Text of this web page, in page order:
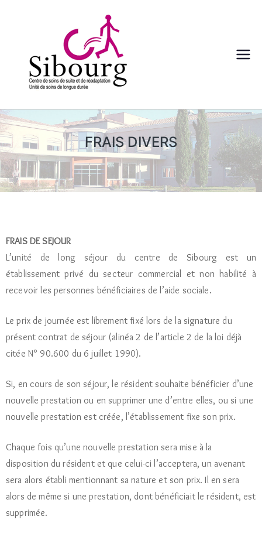
Aix en
Provence
FRAIS DIVERS
FRAIS DE SEJOUR
L’unité de long séjour du centre de Sibourg est un
établissement privé du secteur commercial et non habilité à
recevoir les personnes bénéficiaires de l’aide sociale.
Le prix de journée est librement fixé lors de la signature du
présent contrat de séjour (alinéa 2 de l’article 2 de la loi déjà
citée N° 90.600 du 6 juillet 1990).
Si, en cours de son séjour, le résident souhaite bénéficier d’une
nouvelle prestation ou en supprimer une d’entre elles, ou si une
nouvelle prestation est créée, l’établissement fixe son prix.
Chaque fois qu’une nouvelle prestation sera mise à la
disposition du résident et que celui-ci l’acceptera, un avenant
sera alors établi mentionnant sa nature et son prix. Il en sera
alors de même si une prestation, dont bénéficiait le résident, est
supprimée.